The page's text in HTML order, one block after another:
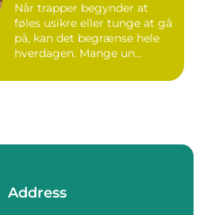
Når trapper begynder at
føles usikre eller tunge at gå
på, kan det begrænse hele
hverdagen. Mange un...
Address